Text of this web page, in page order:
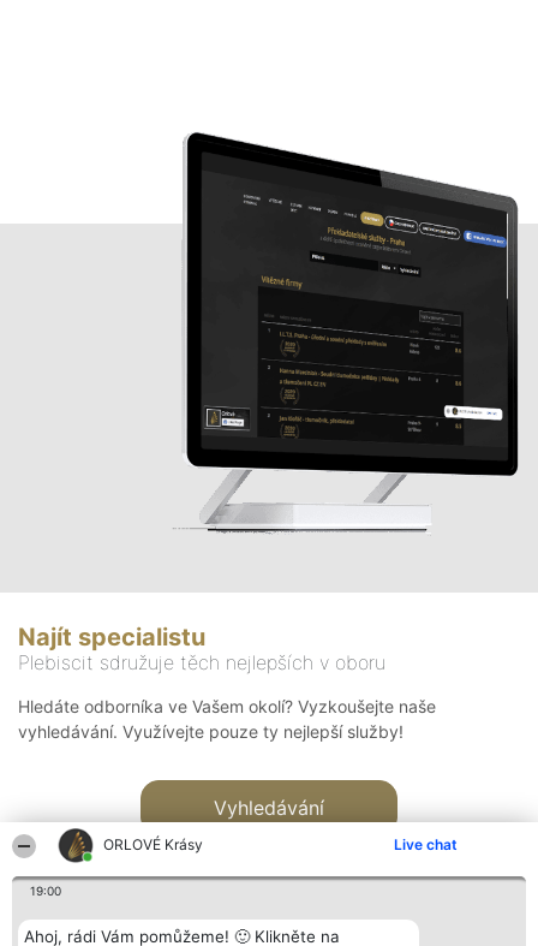
ORLOVÉ Krásy Live chat
19:00
Ahoj, rádi Vám pomůžeme! 🙂 Klikněte na
Najít specialistu
Plebiscit sdružuje těch nejlepších v oboru
Hledáte odborníka ve Vašem okolí? Vyzkoušejte naše
vyhledávání. Využívejte pouze ty nejlepší služby!
Vyhledávání